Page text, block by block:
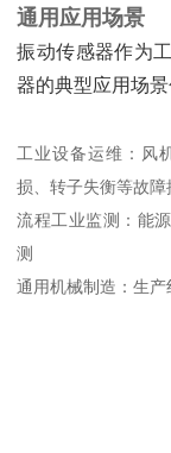
通用应用场景
振动传感器作为
器的典型应用场景
工业设备运维：风
损、转子失衡等故障
流程工业监测：能
测
通用机械制造：生